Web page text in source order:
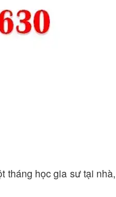
tháng học gia sư tại nhà,